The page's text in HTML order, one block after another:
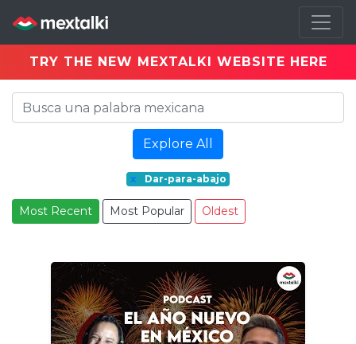
TRY THE NEW MEXTALKI WEBSITE HERE
Explore All
x Dar-para-abajo
Most Recent Most Popular Oldest